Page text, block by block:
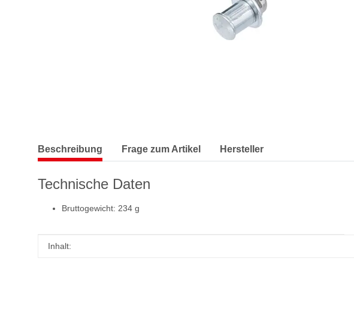
Beschreibung Frage zum Artikel Hersteller
Technische Daten
Bruttogewicht: 234 g
Produkteigenschaft
Wert
Inhalt: